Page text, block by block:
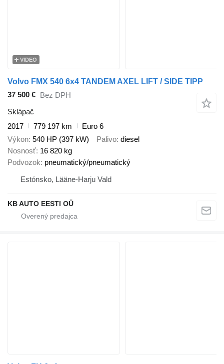
VIDEO
Volvo FMX 540 6x4 TANDEM AXEL LIFT / SIDE TIPP
37 500 € Bez DPH
Sklápač
2017
779 197 km
Euro 6
Výkon 540 HP (397 kW) Palivo diesel
Nosnosť 16 820 kg
Podvozok pneumatický/pneumatický
Estónsko, Lääne-Harju Vald
KB AUTO EESTI OÜ